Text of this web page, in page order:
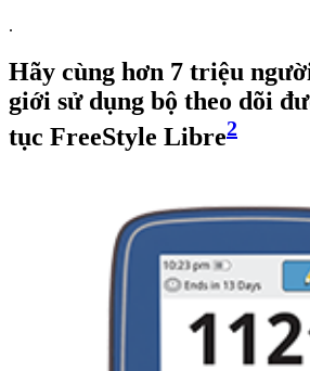
.
Hãy cùng hơn 7 triệu
giới sử dụng bộ theo dõi
tục FreeStyle Libre2